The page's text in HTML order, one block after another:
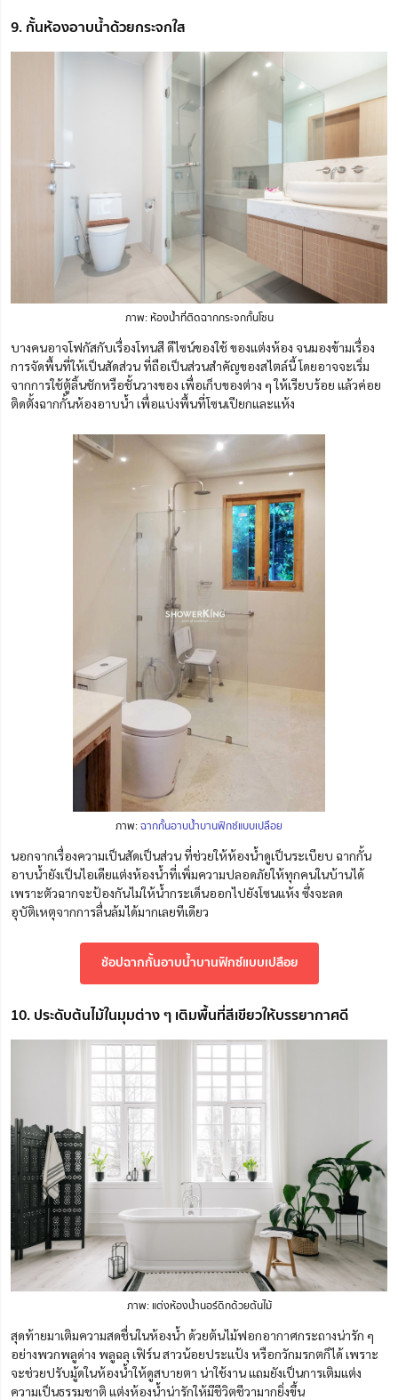
9. กั้นห้องอาบน้ำด้วยกระจกใส
ภาพ: ห้องน้ำที่ติดฉากกระจกกั้นโซน
บางคนอาจโฟกัสกับเรื่องโทนสี ดีไซน์ของใช้ ของแต่งห้อง จนมองข้ามเรื่อง
การจัดพื้นที่ให้เป็นสัดส่วน ที่ถือเป็นส่วนสำคัญของสไตล์นี้ โดยอาจจะเริ่ม
จากการใช้ตู้ลิ้นชักหรือชั้นวางของ เพื่อเก็บของต่าง ๆ ให้เรียบร้อย แล้วค่อย
ติดตั้งฉากกั้นห้องอาบน้ำ เพื่อแบ่งพื้นที่โซนเปียกและแห้ง
ภาพ:ฉากกั้นอาบน้ำบานฟิกซ์แบบเปลือย
นอกจากเรื่องความเป็นสัดเป็นส่วน ที่ช่วยให้ห้องน้ำดูเป็นระเบียบ ฉากกั้น
อาบน้ำยังเป็นไอเดียแต่งห้องน้ำที่เพิ่มความปลอดภัยให้ทุกคนในบ้านได้
เพราะตัวฉากจะป้องกันไม่ให้น้ำกระเด็นออกไปยังโซนแห้ง ซึ่งจะลด
อุบัติเหตุจากการลื่นล้มได้มากเลยทีเดียว
ช้อปฉากกั้นอาบน้ำบานฟิกซ์แบบเปลือย
10. ประดับต้นไม้ในมุมต่าง ๆ เติมพื้นที่สีเขียวให้บรรยากาศดี
ภาพ: แต่งห้องน้ำนอร์ดิกด้วยต้นไม้
สุดท้ายมาเติมความสดชื่นในห้องน้ำ ด้วยต้นไม้ฟอกอากาศกระถางน่ารัก ๆ
อย่างพวกพลูด่าง พลูฉลุ เฟิร์น สาวน้อยประแป้ง หรือกวักมรกตก็ได้ เพราะ
จะช่วยปรับมู้ดในห้องน้ำให้ดูสบายตา น่าใช้งาน แถมยังเป็นการเติมแต่ง
ความเป็นธรรมชาติ แต่งห้องน้ำน่ารักให้มีชีวิตชีวามากยิ่งขึ้น